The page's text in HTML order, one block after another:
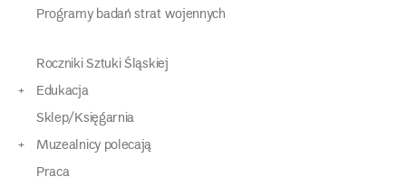
Programy badań strat wojennych
Roczniki Sztuki Śląskiej
Edukacja
Sklep/Księgarnia
Muzealnicy polecają
Praca